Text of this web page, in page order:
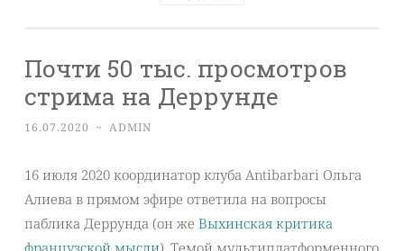
Почти 50 тыс. просмотров
стрима на Деррунде
16.07.2020 ~ ADMIN
16 июля 2020 координатор клуба Antibarbari Ольга
Алиева в прямом эфире ответила на вопросы
паблика Деррунда (он же Выхинская критика
французской мысли). Темой мультиплатформенного